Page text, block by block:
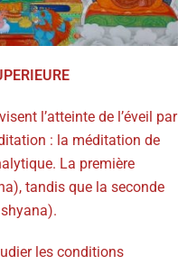
l’atteinte de l’éveil par
: la méditation de
La première
tandis que la seconde
les conditions